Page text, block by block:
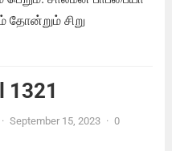
சிறு
1321
· September 15, 2023 · 0